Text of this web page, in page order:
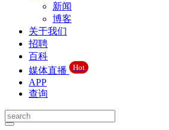
新闻
博客
关于我们
招聘
百科
媒体直播
Hot
APP
查询